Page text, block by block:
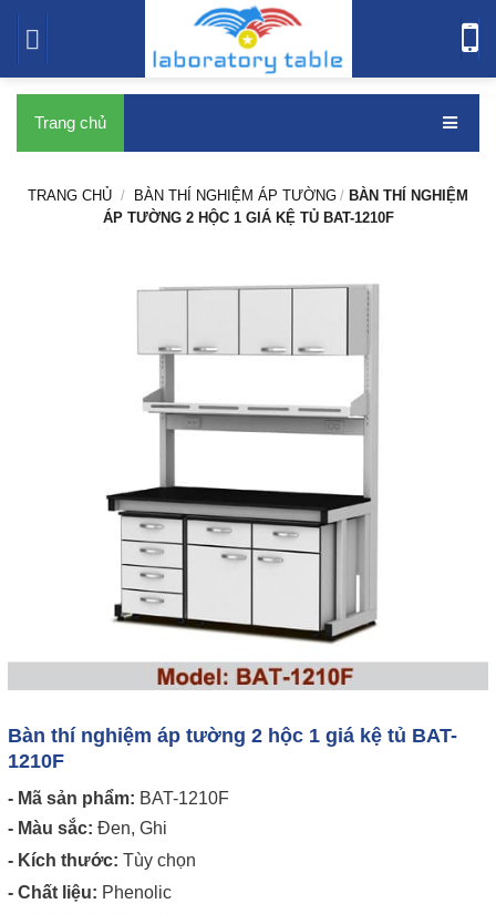
bàn thí nghiệm
Trang chủ
TRANG CHỦ / BÀN THÍ NGHIỆM ÁP TƯỜNG / BÀN THÍ NGHIỆM
ÁP TƯỜNG 2 HỘC 1 GIÁ KỆ TỦ BAT-1210F
Bàn thí nghiệm áp tường 2 hộc 1 giá kệ tủ BAT-
1210F
- Mã sản phẩm: BAT-1210F
- Màu sắc: Đen, Ghi
- Kích thước: Tùy chọn
- Chất liệu: Phenolic